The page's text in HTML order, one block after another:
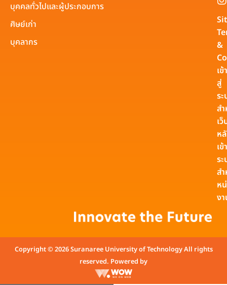
บุคคลทั่วไปและผู้ประกอบการ
ศิษย์เก่า
บุคลากร
&
เข้า
สู่
ร
ส
เ
ห
เข้
ร
ส
ห
ง
Copyright © 2026 Suranaree University of Technology All rights
reserved. Powered by